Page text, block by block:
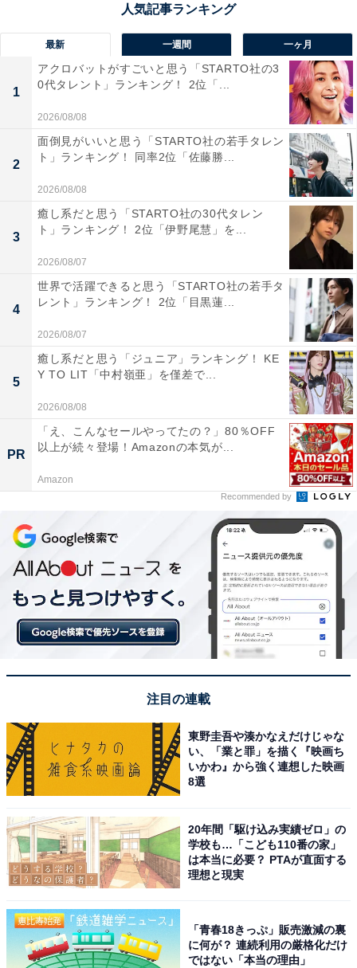
パワースポットです。
回答者からは「山々に広がる緑と清々しい空気、そして
山道を進むと見える絶景の景色が魅力的だから」（30代
女性／東京都）、「静かな山道をドライブしながら、神
聖な雰囲気を感じられるため、心身ともに癒されるスポ
ットです」（20代男性／静岡県）、「深い緑に包まれ、
夏でも快適にドライブできる自然豊かなルートです」
（20代男性／東京都）といった声が集まりました。
※回答者からのコメントは原文ママです
この記事の筆者：坂上 恵
All About ニュースの編集者。オールアバウトに入社後、
SNSトレンドにフォーカスした記事執筆やSEOライティ
ングの経験を経て、のちにAll About ニュースチームのメ
ンバーに参入。現在は旅行・カルチャー・エンタメなど
を中心に企画編集を担当。東京都出身。居酒屋巡りとス
ポーツ観戦が生きがい。
次ページ 11位までのランキング結果を見る
こちらもおすすめ
夏に行きたい「和歌山県の絶景ドライブスポッ
ト」ランキング！ 2位「那智の滝周辺ルー
ト」、1位は？【2025年調査】
最新 一週間 一ヶ月
1
アクロバットがすごいと思う「STARTO社の3
0代タレント」ランキング！ 2位「...
2026/08/08
2
面倒見がいいと思う「STARTO社の若手タレン
ト」ランキング！ 同率2位「佐藤勝...
2026/08/08
3
癒し系だと思う「STARTO社の30代タレン
ト」ランキング！ 2位「伊野尾慧」を...
2026/08/07
4
世界で活躍できると思う「STARTO社の若手タ
レント」ランキング！ 2位「目黒蓮...
2026/08/07
5
癒し系だと思う「ジュニア」ランキング！ KE
Y TO LIT「中村嶺亜」を僅差で...
2026/08/08
PR
「え、こんなセールやってたの？」80％OFF
以上が続々登場！Amazonの本気が...
Amazon
Recommended by
注目の連載
東野圭吾や湊かなえだけじゃな
い、「業と罪」を描く『映画ち
いかわ』から強く連想した映画
8選
20年間「駆け込み実績ゼロ」の
学校も…「こども110番の家」
は本当に必要？ PTAが直面する
理想と現実
「青春18きっぷ」販売激減の裏
に何が？ 連続利用の厳格化だけ
ではない「本当の理由」